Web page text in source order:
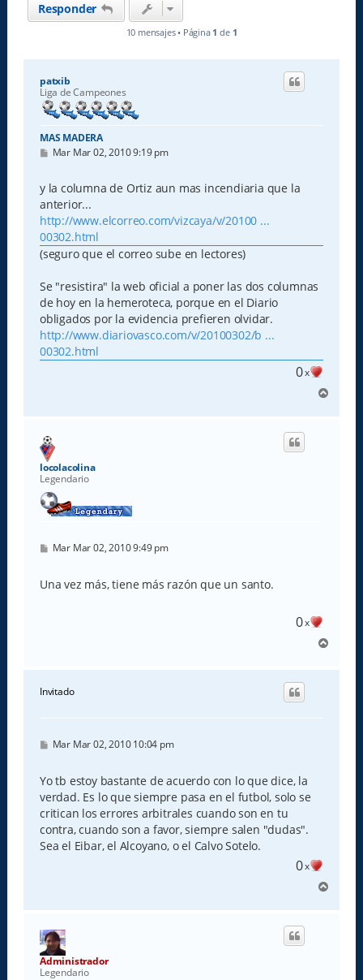
Responder
10 mensajes • Página 1 de 1
patxib
Liga de Campeones
MAS MADERA
M
s
a
j
e
Mar Mar 02, 2010 9:19 pm
y la columna de Ortiz aun mas incendiaria que la
anterior...
http://www.elcorreo.com/vizcaya/v/20100 ...
00302.html
(seguro que el correo sube en lectores)
Se "resistira" la web oficial a poner las dos columnas
de hoy en la hemeroteca, porque en el Diario
obligados por la evidencia prefieren olvidar.
http://www.diariovasco.com/v/20100302/b ...
00302.html
0x
r
locolacolina
Legendario
M
s
a
Mar Mar 02, 2010 9:49 pm
Una vez más, tiene más razón que un santo.
0x
r
Invitado
M
s
a
j
e
Mar Mar 02, 2010 10:04 pm
Yo tb estoy bastante de acuerdo con lo que dice, la
verdad. Es lo que siempre pasa en el futbol, solo se
critican los errores arbitrales cuando son en tu
contra, cuando son a favor, siempre salen "dudas".
Sea el Eibar, el Alcoyano, o el Calvo Sotelo.
0x
r
Administrador
Legendario